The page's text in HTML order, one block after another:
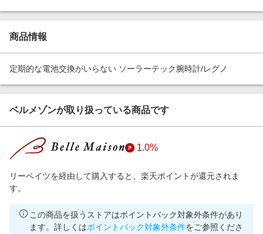
エンタメ
スポーツ・アウトドア・ゴルフ
インテリア・寝具
ペット・花・DIY・車
生活・お役立ち
金融・マネー・保険
デジタルコンテンツ
楽天サービス特集
旅行特集
Qoo10メガポ
Samsung ボーナスキャンペーン
週末の高還元 夏の長期版
商品情報
定期的な電池交換がいらない ソーラーテック腕時計/レグノ
ベルメゾンが取り扱っている商品です
1.0%
リーベイツを経由して購入すると、楽天ポイントが還元されま
す。
この商品を扱うストアはポイントバック対象外条件があり
ます。詳しくはポイントバック対象外条件をご参照くださ